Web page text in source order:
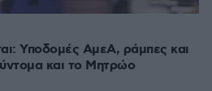
Υποδομές ΑμεΑ, ράμπες και
και το Μητρώο